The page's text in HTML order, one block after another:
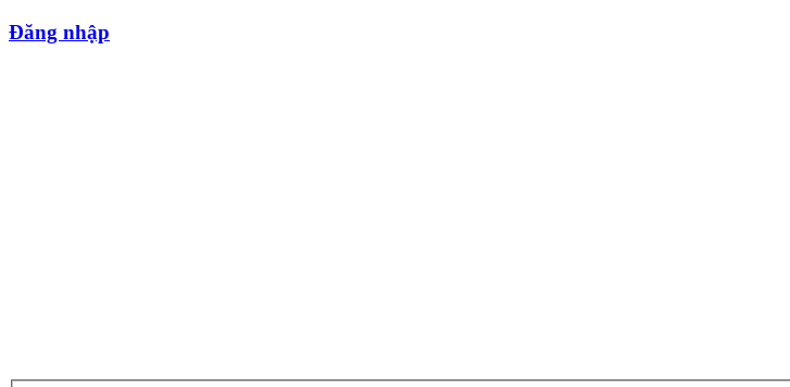
Đăng nhập